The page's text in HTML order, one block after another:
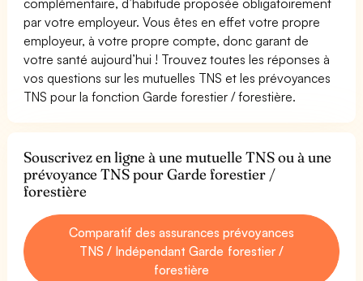
par votre employeur. Vous êtes en effet votre propre
employeur, à votre propre compte, donc garant de
votre santé aujourd’hui ! Trouvez toutes les réponses à
vos questions sur les mutuelles TNS et les prévoyances
TNS pour la fonction Garde forestier / forestière.
Souscrivez en ligne à une mutuelle TNS ou à une
prévoyance TNS pour Garde forestier /
forestière
Comparatif des assurances prévoyances
TNS / Indépendant Garde forestier /
forestière